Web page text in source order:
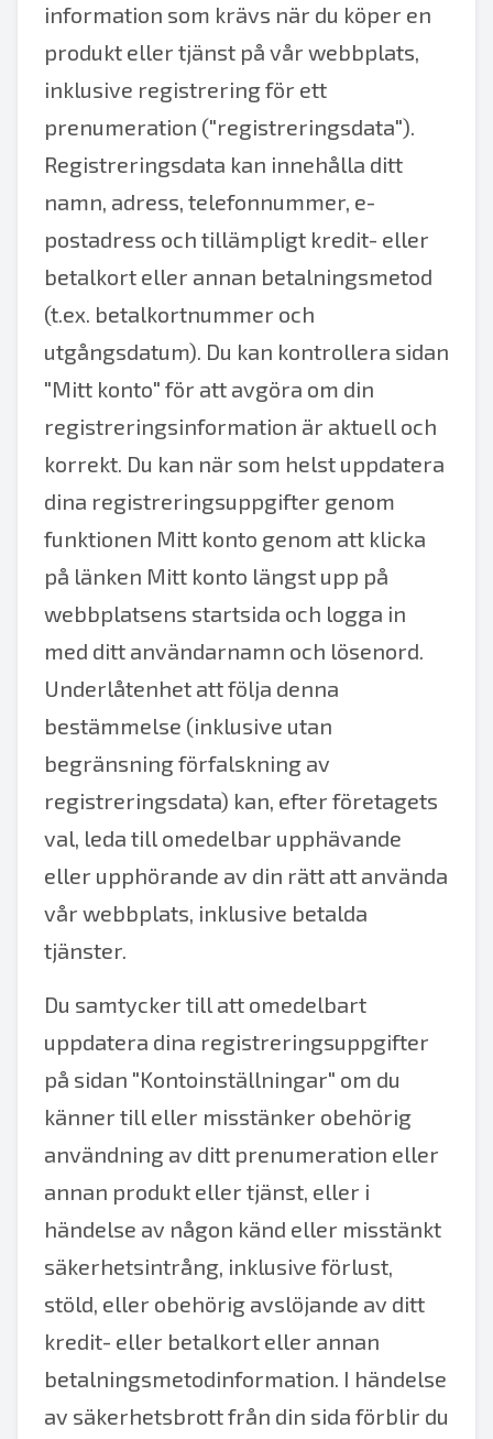
information som krävs när du köper en
produkt eller tjänst på vår webbplats,
inklusive registrering för ett
prenumeration ("registreringsdata").
Registreringsdata kan innehålla ditt
namn, adress, telefonnummer, e-
postadress och tillämpligt kredit- eller
betalkort eller annan betalningsmetod
(t.ex. betalkortnummer och
utgångsdatum). Du kan kontrollera sidan
"Mitt konto" för att avgöra om din
registreringsinformation är aktuell och
korrekt. Du kan när som helst uppdatera
dina registreringsuppgifter genom
funktionen Mitt konto genom att klicka
på länken Mitt konto längst upp på
webbplatsens startsida och logga in
med ditt användarnamn och lösenord.
Underlåtenhet att följa denna
bestämmelse (inklusive utan
begränsning förfalskning av
registreringsdata) kan, efter företagets
val, leda till omedelbar upphävande
eller upphörande av din rätt att använda
vår webbplats, inklusive betalda
tjänster.
Du samtycker till att omedelbart
uppdatera dina registreringsuppgifter
på sidan "Kontoinställningar" om du
känner till eller misstänker obehörig
användning av ditt prenumeration eller
annan produkt eller tjänst, eller i
händelse av någon känd eller misstänkt
säkerhetsintrång, inklusive förlust,
stöld, eller obehörig avslöjande av ditt
kredit- eller betalkort eller annan
betalningsmetodinformation. I händelse
av säkerhetsbrott från din sida förblir du